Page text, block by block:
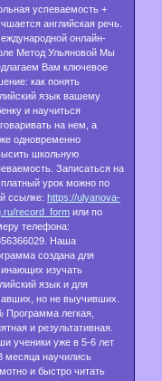
успеваемость +
английская речь.
онлайн-
Метод Ульяновой Мы
Вам ключевое
как понять
язык вашему
и научиться
на нем, а
одновременно
школьную
Записаться на
урок можно по
ссылке: https://ulyanova-
record_form или по
телефона:
Наша
создана для
изучать
язык и для
но не выучивших.
Программа легкая,
и результативная.
ученики уже в 5-6 лет
месяца научились
и быстро читать